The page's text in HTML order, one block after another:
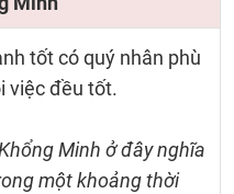
tốt có quý nhân phù
việc đều tốt.
Minh ở đây nghĩa
một khoảng thời